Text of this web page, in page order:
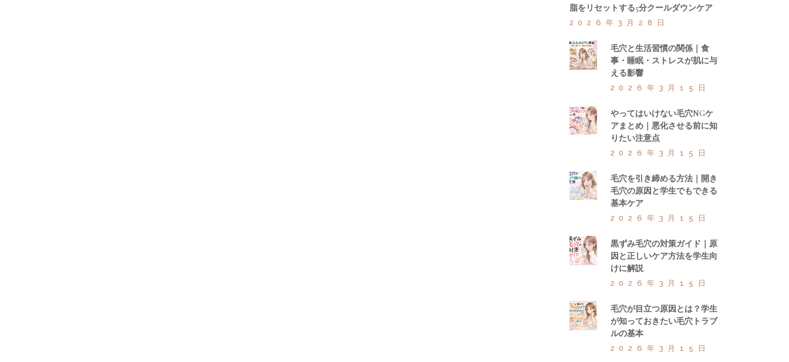
脂をリセットする5分クールダウンケア
2026年3月28日
毛穴と生活習慣の関係｜食
事・睡眠・ストレスが肌に与
える影響
2026年3月15日
やってはいけない毛穴NGケ
アまとめ｜悪化させる前に知
りたい注意点
2026年3月15日
毛穴を引き締める方法｜開き
毛穴の原因と学生でもできる
基本ケア
2026年3月15日
黒ずみ毛穴の対策ガイド｜原
因と正しいケア方法を学生向
けに解説
2026年3月15日
毛穴が目立つ原因とは？学生
が知っておきたい毛穴トラブ
ルの基本
2026年3月15日